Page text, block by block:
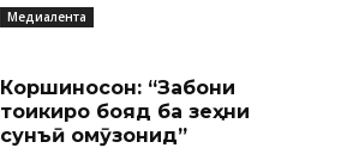
Медиалента
Коршиносон: “Забони
тоҷикиро бояд ба зеҳни
сунъӣ омӯзонид”